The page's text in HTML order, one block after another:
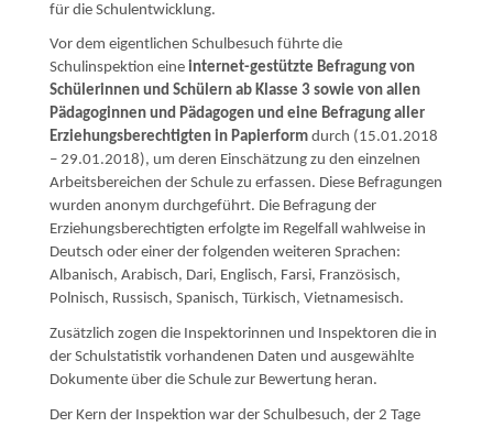
für die Schulentwicklung.
Vor dem eigentlichen Schulbesuch führte die
Schulinspektion eineinternet-gestützte Befragung von
Schü­lerinnen und Schülern ab Klasse 3 sowie von allen
Pädagoginnen und Pädagogen und eine Befragung aller
Erziehungsberechtigten in Papierformdurch (15.01.2018
– 29.01.2018), um deren Einschätzung zu den einzel­nen
Arbeitsbereichen der Schule zu erfassen. Diese Befragungen
wurden anonym durch­geführt. Die Befragung der
Erziehungsberechtigten erfolgte im Regelfall wahlweise in
Deutsch oder einer der folgenden weiteren Sprachen:
Albanisch, Arabisch, Dari, Englisch, Farsi, Französisch,
Polnisch, Russisch, Spanisch, Türkisch, Vietnamesisch.
Zusätzlich zogen die Inspektorinnen und Inspektoren die in
der Schulstatistik vorhandenen Daten und ausgewählte
Dokumente über die Schule zur Bewertung heran.
Der Kern der Inspektion war der Schulbesuch, der 2 Tage